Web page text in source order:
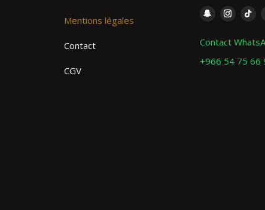
Mentions légales
Contact
CGV
Contact
+966 54 75 66